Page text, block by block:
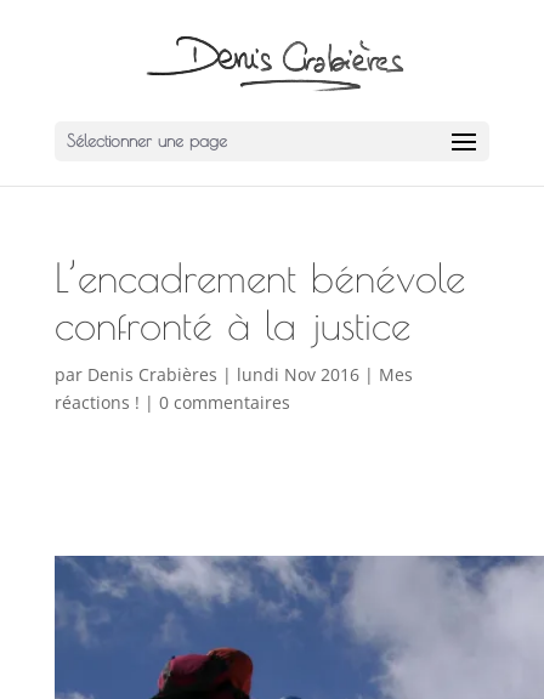
Sélectionner une page
L’encadrement bénévole
confronté à la justice
par Denis Crabières | lundi Nov 2016| Mes
réactions ! | 0 commentaires